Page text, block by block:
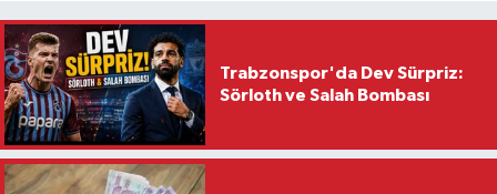
Trabzonspor'da Dev Sürpriz:
Sörloth ve Salah Bombası